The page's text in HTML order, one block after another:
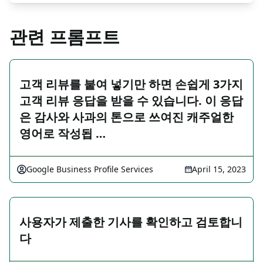
관련 프롬프트
고객 리뷰를 붙여 넣기만 하면 손쉽게 3가지
고객 리뷰 응답을 받을 수 있습니다. 이 응답
은 감사와 사과의 톤으로 쓰여진 캐주얼한
영어로 작성됩 …
Google Business Profile Services April 15, 2023
사용자가 제출한 기사를 확인하고 검토합니
다